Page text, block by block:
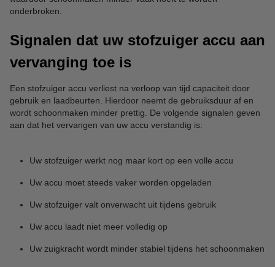
onderbroken.
Signalen dat uw stofzuiger accu aan
vervanging toe is
Een stofzuiger accu verliest na verloop van tijd capaciteit door
gebruik en laadbeurten. Hierdoor neemt de gebruiksduur af en
wordt schoonmaken minder prettig. De volgende signalen geven
aan dat het vervangen van uw accu verstandig is:
Uw stofzuiger werkt nog maar kort op een volle accu
Uw accu moet steeds vaker worden opgeladen
Uw stofzuiger valt onverwacht uit tijdens gebruik
Uw accu laadt niet meer volledig op
Uw zuigkracht wordt minder stabiel tijdens het schoonmaken